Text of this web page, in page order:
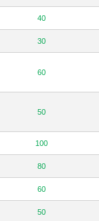
40
30
60
50
100
80
60
50